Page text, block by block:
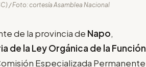
/ Foto: cortesía Asamblea Nacional
de la provincia de Napo,
de la Ley Orgánica de la Función
Especializada Permanente